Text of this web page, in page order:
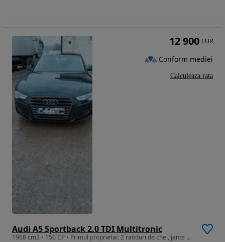
Audi A5 Sportback 2.0 TDI Multitronic
1968 cm3 • 150 CP • Primul proprietar, 2 randuri de chei, jante de schimb
12 900 EUR
Conform mediei
Calculeaza rata